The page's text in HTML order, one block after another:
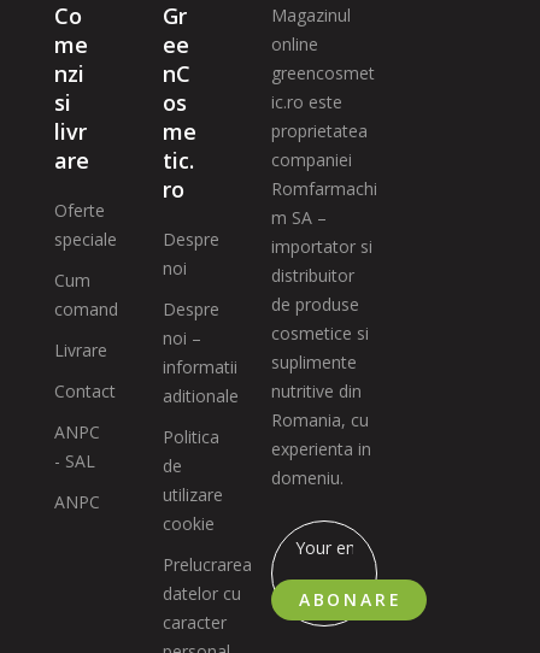
Co
me
nzi
si
livr
are
Oferte
speciale
Cum
comand
Livrare
Contact
ANPC
- SAL
ANPC
Gr
ee
nC
os
me
tic.
ro
Despre
noi
Despre
noi –
informatii
aditionale
Politica
de
utilizare
cookie
Prelucrarea
datelor cu
caracter
Magazinul
online
greencosmet
ic.ro este
proprietatea
companiei
Romfarmachi
m SA –
importator si
distribuitor
de produse
cosmetice si
suplimente
nutritive din
Romania, cu
experienta in
domeniu.
ABONARE